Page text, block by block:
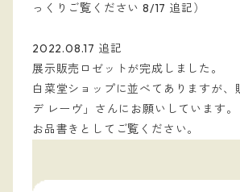
っくりご覧ください 8/17 追記）
2022.08.17 追記
展示販売ロゼットが完成しました。
白菜堂ショップに並べてありますが、
デ レーヴ」さんにお願いしています。
お品書きとしてご覧ください。